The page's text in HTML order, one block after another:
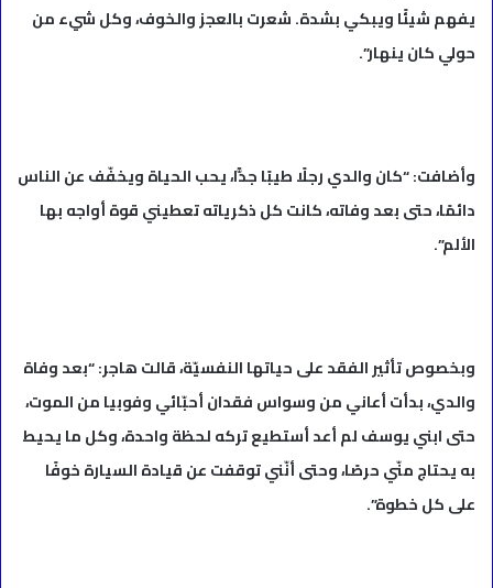
يفهم شيئًا ويبكي بشدة. شعرت بالعجز والخوف، وكل شيء من
حولي كان ينهار”.
وأضافت: “كان والدي رجلًا طيبًا جدًّا، يحب الحياة ويخفّف عن الناس
دائمًا، حتى بعد وفاته، كانت كل ذكرياته تعطيني قوة أواجه بها
الألم”.
وبخصوص تأثير الفقد على حياتها النفسيّة، قالت هاجر: “بعد وفاة
والدي، بدأت أعاني من وسواس فقدان أحبّائي وفوبيا من الموت،
حتى ابني يوسف لم أعد أستطيع تركه لحظة واحدة، وكل ما يحيط
به يحتاج منّي حرصًا، وحتى أنّني توقفت عن قيادة السيارة خوفًا
على كل خطوة”.